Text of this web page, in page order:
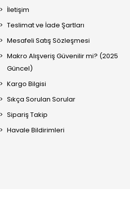
İletişim
Teslimat ve İade Şartları
Mesafeli Satış Sözleşmesi
Makro Alışveriş Güvenilir mi? (2025
Güncel)
Kargo Bilgisi
Sıkça Sorulan Sorular
Sipariş Takip
Havale Bildirimleri